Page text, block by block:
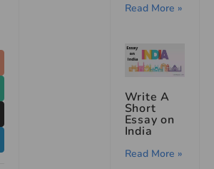
Read More »
Write A
Short
Essay on
India
Read More »